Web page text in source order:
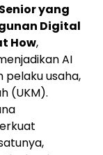
yang
Digital
How,
AI
pelaku usaha,
(UKM).